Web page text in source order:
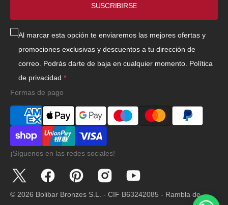
SUSCRIBIRSE
Al marcar esta opción te enviaremos las mejores ofertas y
promociones exclusivas y descuentos a tu dirección de
correo. Podrás darte de baja en cualquier momento. Política
de privacidad
Formas de pago
¡Síguenos en las redes sociales!
Twitter FacebookPinterest InstagramYouTube
© 2026 Bolibar Bronzes S.L. - CIF B63242085 - Rambla de